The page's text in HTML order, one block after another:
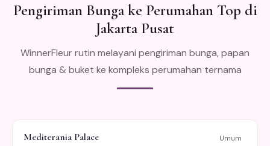
Pengiriman Bunga ke Perumahan Top di
Jakarta Pusat
WinnerFleur rutin melayani pengiriman bunga, papan
bunga & buket ke kompleks perumahan ternama
Mediterania Palace Umum